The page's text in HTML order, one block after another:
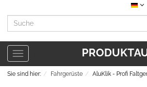
Suche
Toggle
navigation
Sie sind hier: Fahrgerüste AluKlik - Profi